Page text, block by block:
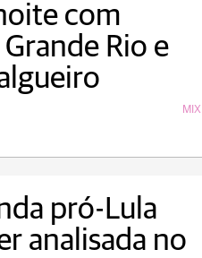
com
Rio e
MIX
pró-Lula
analisada no